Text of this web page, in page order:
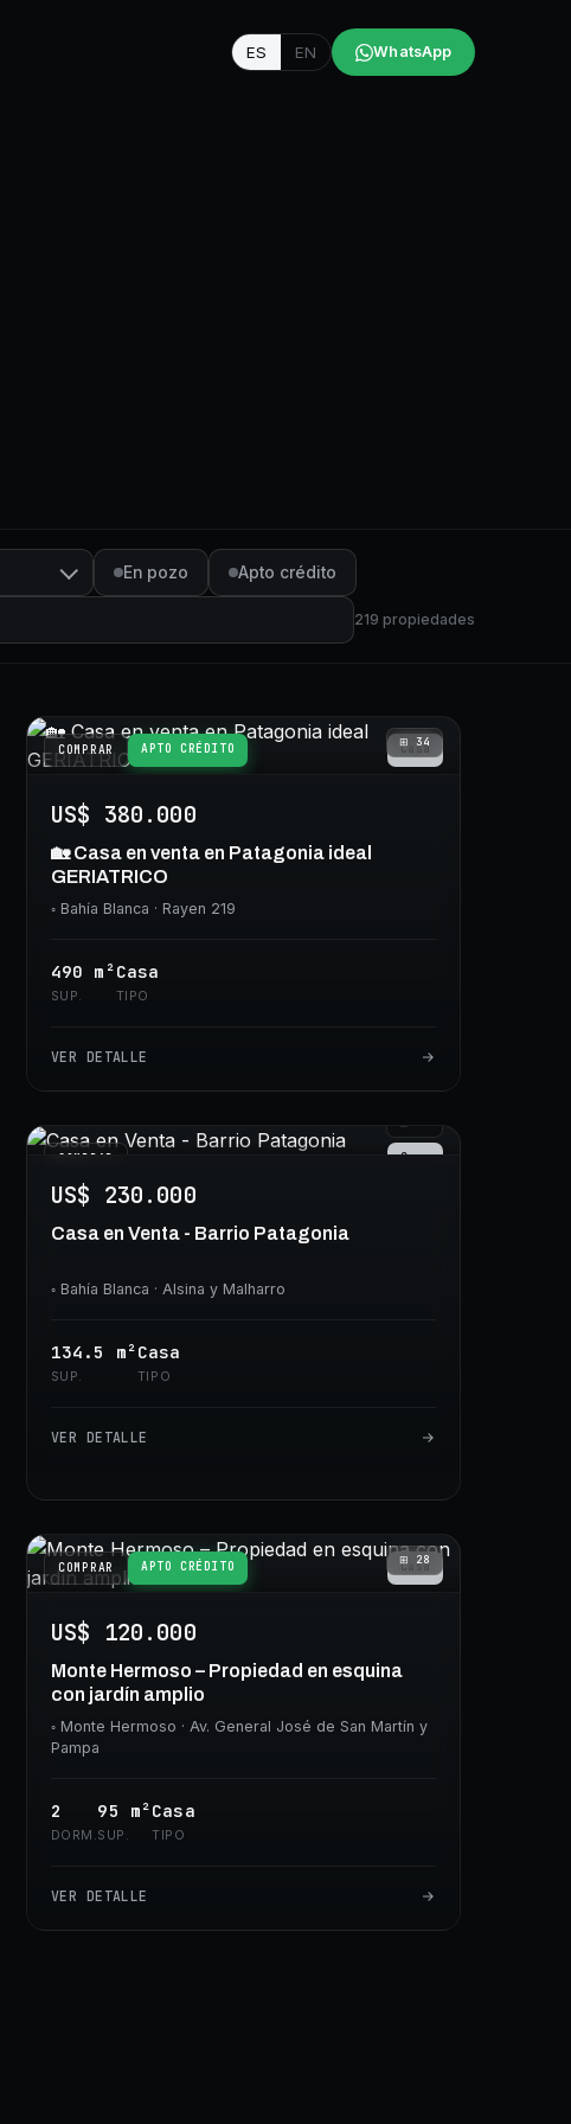
ES EN WhatsApp
En pozo Apto crédito
219 propiedades
COMPRAR APTO CRÉDITO Casa
⊞34
US$ 380.000
🏡 Casa en venta en Patagonia ideal
GERIATRICO
◦ Bahía Blanca · Rayen 219
490 m²
SUP.
Casa
TIPO
VER DETALLE
COMPRAR Casa
US$ 230.000
Casa en Venta - Barrio Patagonia
◦ Bahía Blanca · Alsina y Malharro
134.5 m²
SUP.
Casa
TIPO
VER DETALLE
COMPRAR APTO CRÉDITO Casa
⊞ 28
US$ 120.000
Monte Hermoso – Propiedad en esquina
con jardín amplio
◦ Monte Hermoso · Av. General José de San Martín y
Pampa
2
DORM.
95 m²
SUP.
Casa
TIPO
VER DETALLE